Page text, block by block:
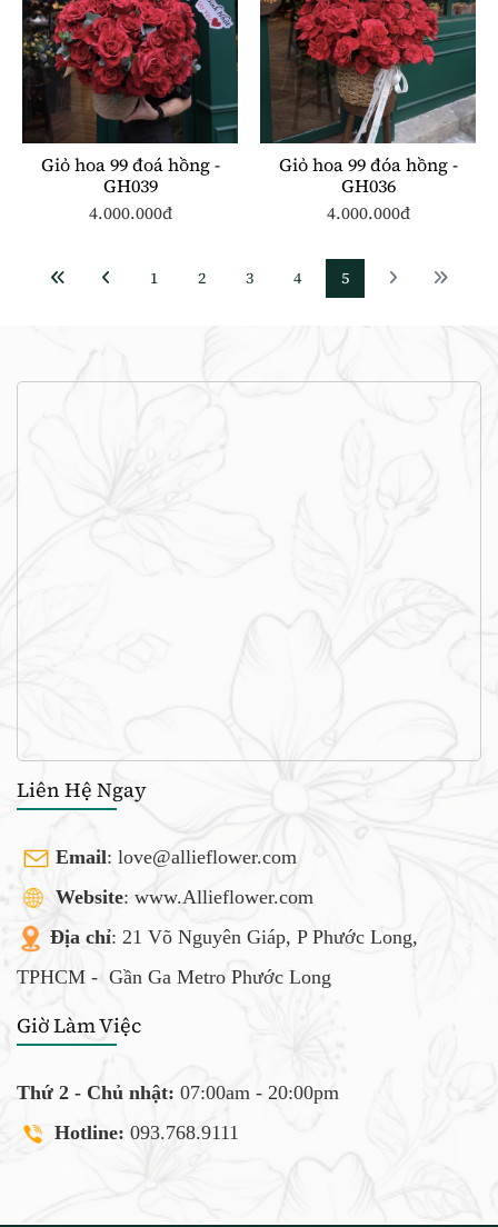
Giỏ hoa 99 đoá hồng -
GH039
4.000.000đ
Giỏ hoa 99 đóa hồng -
GH036
4.000.000đ
1 2 3 4 5
Liên Hệ Ngay
Email: love@allieflower.com
Website: www.Allieflower.com
Địa chỉ: 21 Võ Nguyên Giáp, P Phước Long,
TPHCM - Gần Ga Metro Phước Long
Giờ Làm Việc
Thứ 2 - Chủ nhật: 07:00am - 20:00pm
Hotline: 093.768.9111